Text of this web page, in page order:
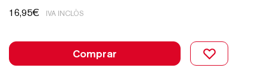
16,95€ IVA INCLÒS
Comprar